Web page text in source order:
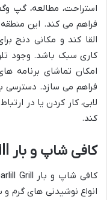
استراحت، مطالعه، گپ
فراهم می کند. این
القا کند و مکانی دنج
کاری سبک باشد. وجود
امکان تماشای برنامه
لابی، کار کردن یا در
کند.
کافی شاپ و بار Garlill Grill
انواع نوشیدنی های گرم